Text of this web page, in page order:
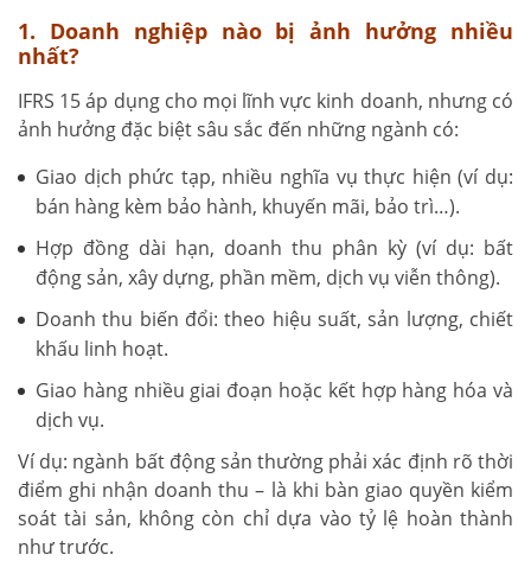
1. Doanh nghiệp nào bị ảnh hưởng nhiều
nhất?
IFRS 15 áp dụng cho mọi lĩnh vực kinh doanh, nhưng có
ảnh hưởng đặc biệt sâu sắc đến những ngành có:
Giao dịch phức tạp, nhiều nghĩa vụ thực hiện (ví dụ:
bán hàng kèm bảo hành, khuyến mãi, bảo trì…).
Hợp đồng dài hạn, doanh thu phân kỳ (ví dụ: bất
động sản, xây dựng, phần mềm, dịch vụ viễn thông).
Doanh thu biến đổi: theo hiệu suất, sản lượng, chiết
khấu linh hoạt.
Giao hàng nhiều giai đoạn hoặc kết hợp hàng hóa và
dịch vụ.
Ví dụ: ngành bất động sản thường phải xác định rõ thời
điểm ghi nhận doanh thu – là khi bàn giao quyền kiểm
soát tài sản, không còn chỉ dựa vào tỷ lệ hoàn thành
như trước.